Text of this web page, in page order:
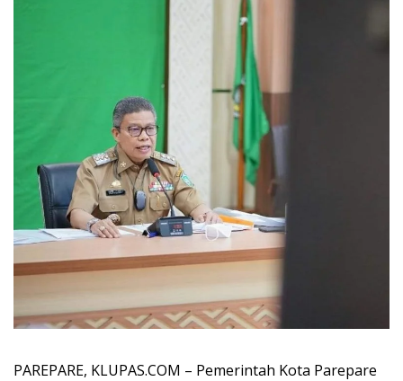
PAREPARE, KLUPAS.COM – Pemerintah Kota Parepare